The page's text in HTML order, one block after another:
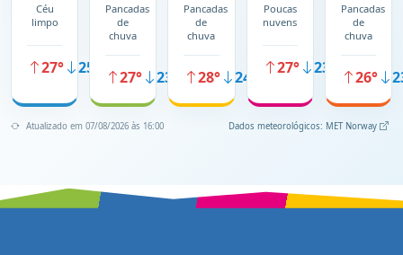
Céu
limpo
27° 25°
Pancadas
de
chuva
27° 23°
Pancadas
de
chuva
28° 24°
Poucas
nuvens
27° 23°
Pancadas
de
chuva
26°
Atualizado em 07/08/2026 às 16:00 Dados meteorológicos: MET Norway